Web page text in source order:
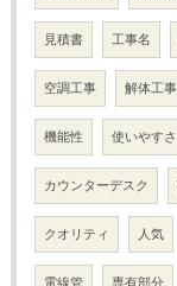
見積書 工事名
空調工事 解体工事
機能性 使いやすさ
カウンターデスク
クオリティ 人気
電線管 専有部分